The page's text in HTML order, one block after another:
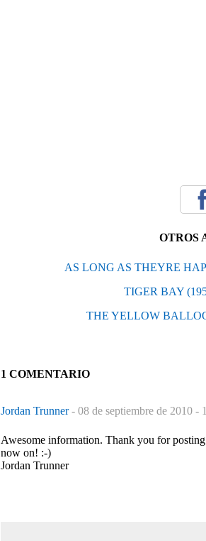
OTROS
AS LONG AS THEYRE
TIGER BAY
THE YELLOW
1 COMENTARIO
Jordan Trunner- 08 de septiembre de 2010 -
Awesome information. Thank you for
now on! :-)
Jordan Trunner